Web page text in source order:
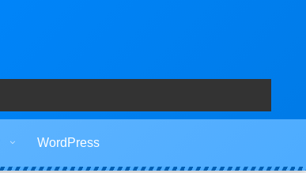
WordPress